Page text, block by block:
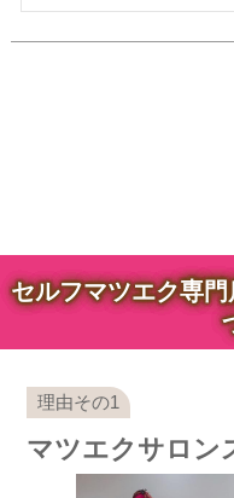
セルフマツエク専
マツエクサロン